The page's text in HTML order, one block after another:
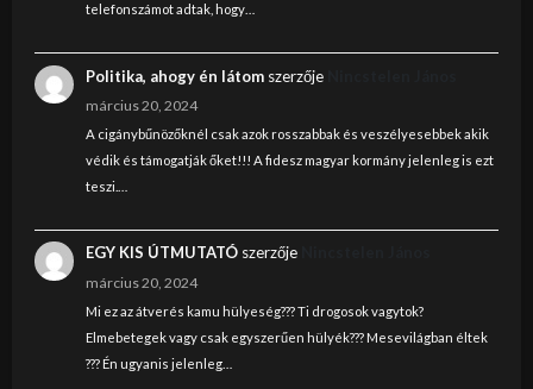
telefonszámot adtak, hogy…
Politika, ahogy én látomszerzője
március 20, 2024
A cigánybűnözőknél csak azok rosszabbak és veszélyesebbek akik
védik és támogatják őket!!! A fidesz magyar kormány jelenleg is ezt
teszi.…
EGY KIS ÚTMUTATÓszerzője
március 20, 2024
Mi ez az átverés kamu hülyeség??? Ti drogosok vagytok?
Elmebetegek vagy csak egyszerűen hülyék??? Mesevilágban éltek
??? Én ugyanis jelenleg…